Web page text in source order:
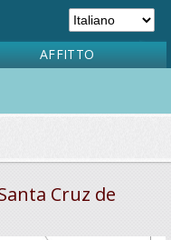
AFFITTO
Cruz de